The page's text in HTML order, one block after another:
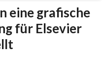
eine grafische
für Elsevier